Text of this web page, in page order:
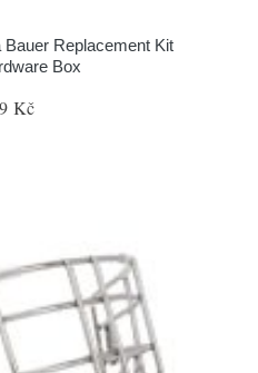
Replacement Kit
Box
Kč